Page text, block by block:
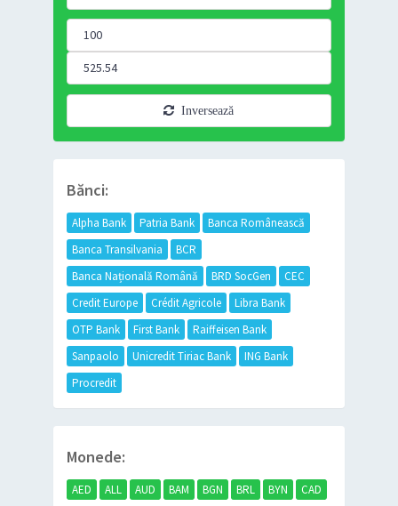
Inversează
Bănci:
Alpha Bank Patria Bank
Banca Românească
Banca Transilvania
BCR
Banca Națională Română
BRD SocGen
CEC
Credit Europe
Crédit Agricole
Libra Bank
OTP Bank
First Bank
Raiffeisen Bank
Sanpaolo
Unicredit Tiriac Bank
ING Bank
Procredit
Monede:
AED ALL AUD BAM BGN BRL BYN
CAD